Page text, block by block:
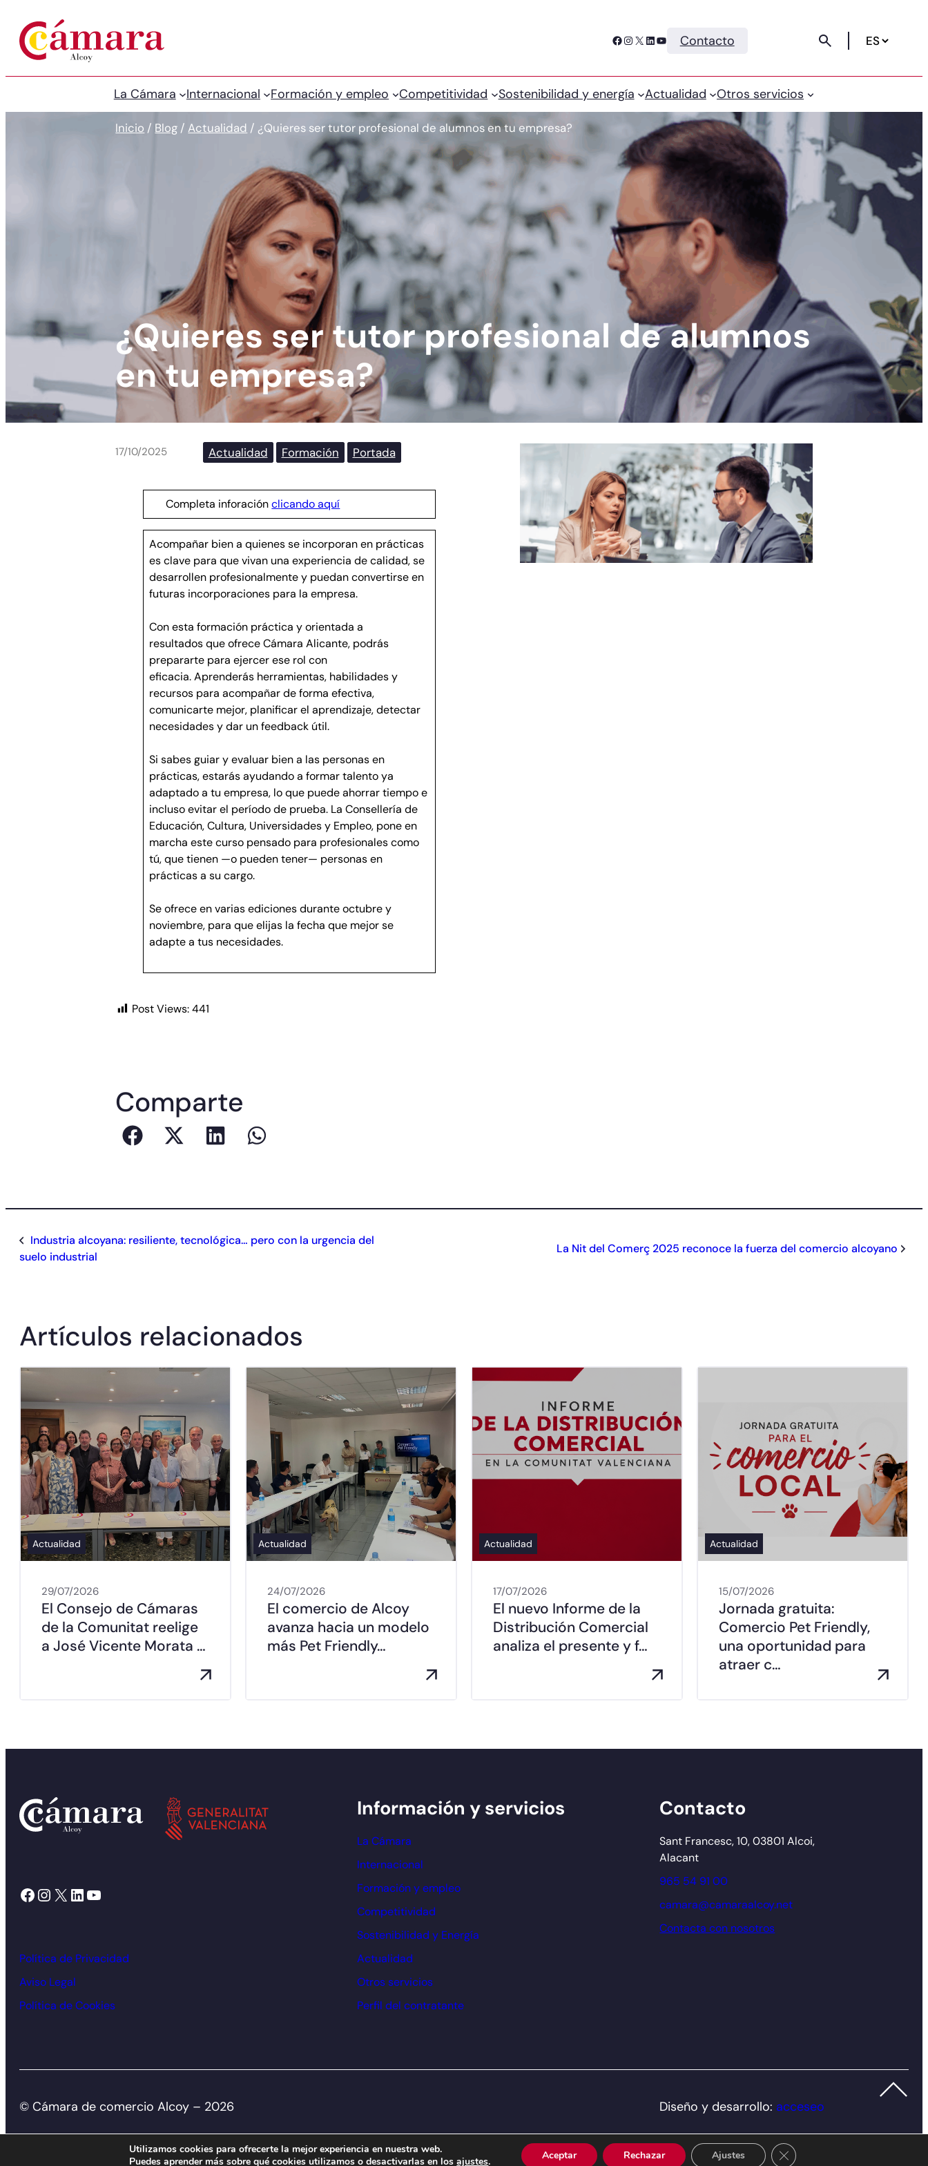
Facebook Instagram X LinkedIn YouTube Contacto
La Cámara Internacional Formación y empleo Competitividad Sostenibilidad y energía Actualidad Otros servicios
Inicio / Blog /Actualidad / ¿Quieres ser tutor profesional de alumnos en tu empresa?
¿Quieres ser tutor profesional de alumnos
en tu empresa?
17/10/2025 Actualidad Formación Portada
Completa inforaciónclicando aquí
Acompañar bien a quienes se incorporan en prácticas
es clave para que vivan una experiencia de calidad, se
desarrollen profesionalmente y puedan convertirse en
futuras incorporaciones para la empresa.
Con esta formación práctica y orientada a
resultados que ofrece Cámara Alicante, podrás
prepararte para ejercer ese rol con
eficacia. Aprenderás herramientas, habilidades y
recursos para acompañar de forma efectiva,
comunicarte mejor, planificar el aprendizaje, detectar
necesidades y dar un feedback útil.
Si sabes guiar y evaluar bien a las personas en
prácticas, estarás ayudando a formar talento ya
adaptado a tu empresa, lo que puede ahorrar tiempo e
incluso evitar el período de prueba. La Consellería de
Educación, Cultura, Universidades y Empleo, pone en
marcha este curso pensado para profesionales como
tú, que tienen —o pueden tener— personas en
prácticas a su cargo.
Se ofrece en varias ediciones durante octubre y
noviembre, para que elijas la fecha que mejor se
adapte a tus necesidades.
Post Views: 441
Comparte
Industria alcoyana: resiliente, tecnológica… pero con la urgencia del
suelo industrial
La Nit del Comerç 2025 reconoce la fuerza del comercio alcoyano
Artículos relacionados
Actualidad
29/07/2026
El Consejo de Cámaras
de la Comunitat reelige
a José Vicente Morata …
Actualidad
24/07/2026
El comercio de Alcoy
avanza hacia un modelo
más Pet Friendly…
Actualidad
17/07/2026
El nuevo Informe de la
Distribución Comercial
analiza el presente y f…
Actualidad
15/07/2026
Jornada gratuita:
Comercio Pet Friendly,
una oportunidad para
atraer c…
Facebook Instagram X LinkedIn YouTube
Política de Privacidad
Aviso Legal
Política de Cookies
Información y servicios
La Cámara
Internacional
Formación y empleo
Competitividad
Sostenibilidad y Energía
Actualidad
Otros servicios
Perfil del contratante
Contacto
Sant Francesc, 10, 03801 Alcoi,
Alacant
965 54 91 00
camara@camaraalcoy.net
Contacta con nosotros
© Cámara de comercio Alcoy – 2026 Diseño y desarrollo: acceseo
Utilizamos cookies para ofrecerte la mejor experiencia en nuestra web.
Puedes aprender más sobre qué cookies utilizamos o desactivarlas en losajustes. Aceptar Rechazar Ajustes Cerrar el banner de cookies